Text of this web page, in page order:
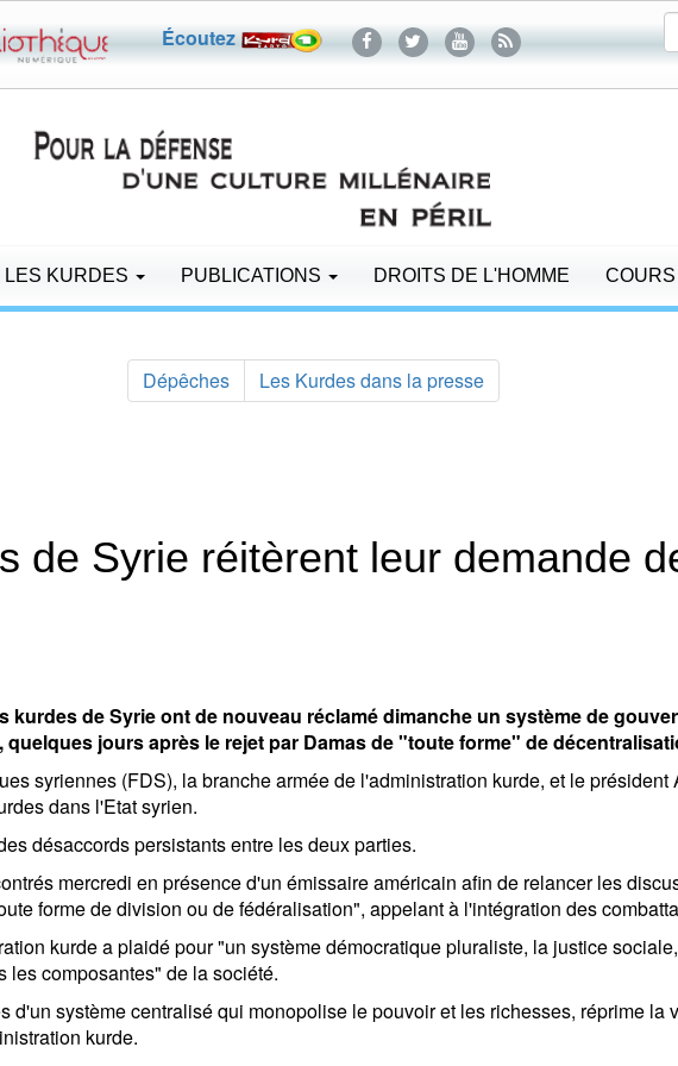
Écoutez
LES KURDES PUBLICATIONS DROITS DE L'HOMME
Dépêches Les Kurdes dans la presse
de Syrie réitèrent leur demande
kurdes de Syrie ont de nouveau réclamé dimanche un système de
jours après le rejet par Damas de "toute forme" de
syriennes (FDS), la branche armée de l'administration kurde, et le
dans l'Etat syrien.
désaccords persistants entre les deux parties.
mercredi en présence d'un émissaire américain afin de relancer les
forme de division ou de fédéralisation", appelant à l'intégration des
kurde a plaidé pour "un système démocratique pluraliste, la justice
les composantes" de la société.
d'un système centralisé qui monopolise le pouvoir et les richesses, réprime la
kurde.